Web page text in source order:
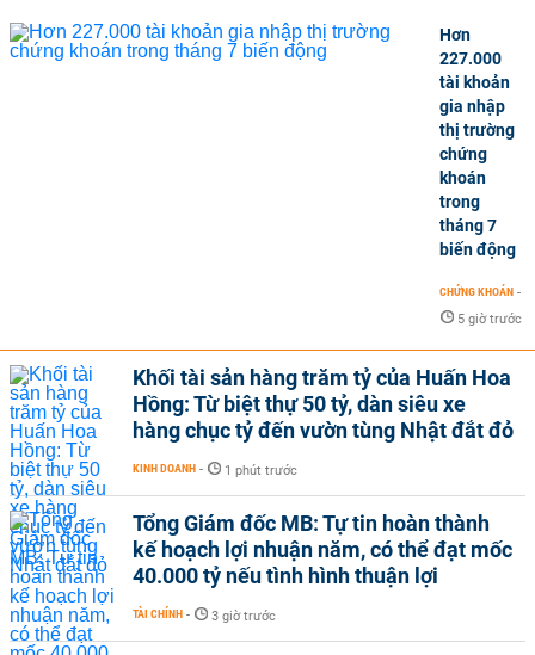
Hơn
227.000
tài khoản
gia nhập
thị trường
chứng
khoán
trong
tháng 7
biến động
CHỨNG KHOÁN -
5 giờ trước
Khối tài sản hàng trăm tỷ của Huấn Hoa
Hồng: Từ biệt thự 50 tỷ, dàn siêu xe
hàng chục tỷ đến vườn tùng Nhật đắt đỏ
KINH DOANH - 1 phút trước
Tổng Giám đốc MB: Tự tin hoàn thành
kế hoạch lợi nhuận năm, có thể đạt mốc
40.000 tỷ nếu tình hình thuận lợi
TÀI CHÍNH - 3 giờ trước